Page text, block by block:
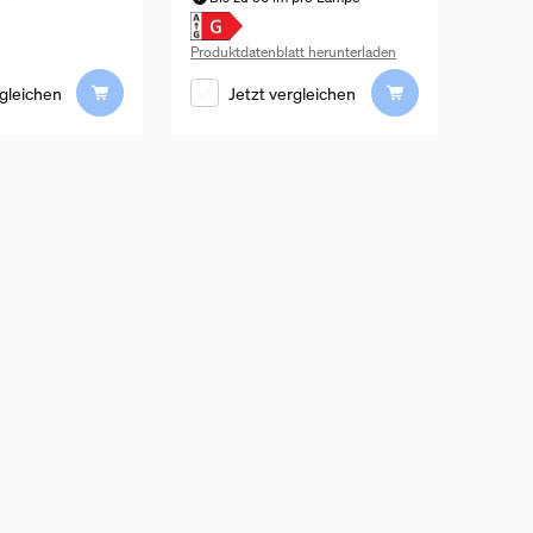
Produktdatenblatt herunterladen
Jetzt vergleichen